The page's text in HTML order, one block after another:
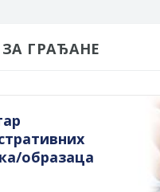
ГРАЂАНЕ
образаца